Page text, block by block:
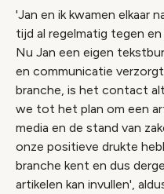
'Jan en ik kwamen elkaar
tijd al regelmatig tegen
Nu Jan een eigen
en communicatie
branche, is het contact
we tot het plan om een
media en de stand van
onze positieve drukte
branche kent en dus
artikelen kan invullen',